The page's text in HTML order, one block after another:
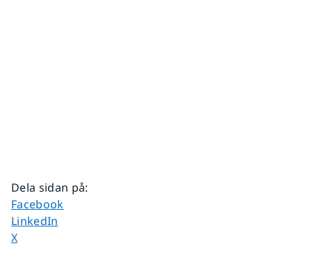
Dela sidan på:
Dela sidan på
Facebook
Dela sidan på
LinkedIn
Dela sidan på
X